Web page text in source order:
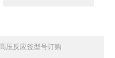
压反应釜型号订购